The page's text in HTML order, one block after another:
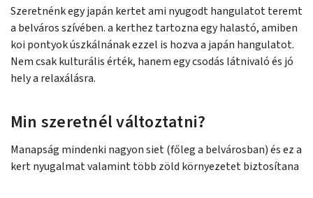
Szeretnénk egy japán kertet ami nyugodt hangulatot teremt
a belváros szívében. a kerthez tartozna egy halastó, amiben
koi pontyok úszkálnának ezzel is hozva a japán hangulatot.
Nem csak kulturális érték, hanem egy csodás látnivaló és jó
hely a relaxálásra.
Min szeretnél változtatni?
Manapság mindenki nagyon siet (főleg a belvárosban) és ez a
kert nyugalmat valamint több zöld környezetet biztosítana